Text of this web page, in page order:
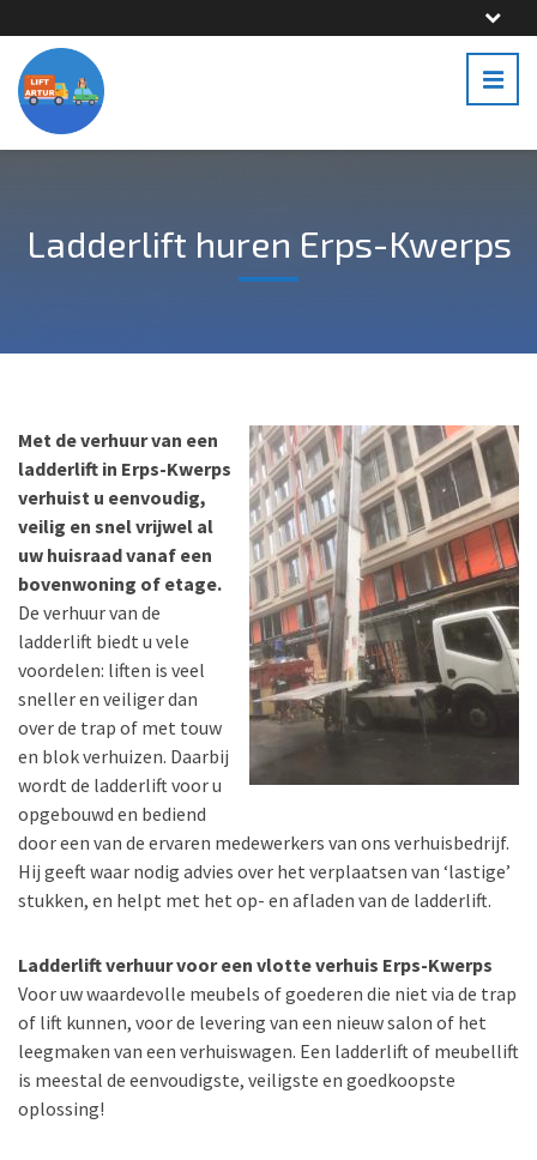
Ladderlift huren Erps-Kwerps
Met de verhuur van een
ladderlift in Erps-Kwerps
verhuist u eenvoudig,
veilig en snel vrijwel al
uw huisraad vanaf een
bovenwoning of etage.
De verhuur van de
ladderlift biedt u vele
voordelen: liften is veel
sneller en veiliger dan
over de trap of met touw
en blok verhuizen. Daarbij
wordt de ladderlift voor u
opgebouwd en bediend
door een van de ervaren medewerkers van ons verhuisbedrijf.
Hij geeft waar nodig advies over het verplaatsen van ‘lastige’
stukken, en helpt met het op- en afladen van de ladderlift.
Ladderlift verhuur voor een vlotte verhuis Erps-Kwerps
Voor uw waardevolle meubels of goederen die niet via de trap
of lift kunnen, voor de levering van een nieuw salon of het
leegmaken van een verhuiswagen. Een ladderlift of meubellift
is meestal de eenvoudigste, veiligste en goedkoopste
oplossing!